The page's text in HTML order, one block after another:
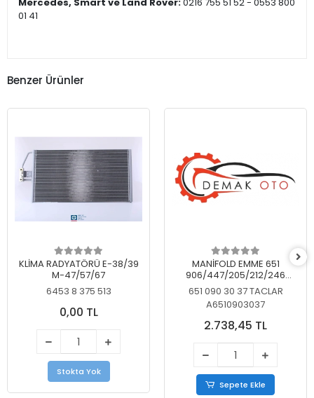
Mercedes, Smart ve Land Rover:0216 755 51 52 - 0553 800
01 41
Benzer Ürünler
KLİMA RADYATÖRÜ E-38/39
M-47/57/67
6453 8 375 513
0,00 TL
Stokta Yok
MANİFOLD EMME 651
906/447/205/212/246
KELEBEKSİZ
651 090 30 37 TACLAR
A6510903037
2.738,45 TL
Sepete Ekle